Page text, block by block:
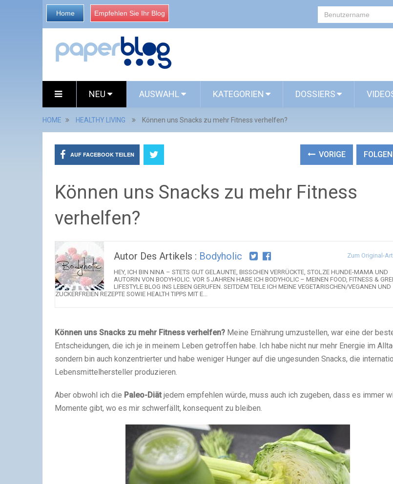
Home Empfehlen Sie Ihr Blog
NEU AUSWAHL KATEGORIEN DOSSIERS
HOME HEALTHY LIVING Können uns Snacks zu mehr Fitness verhelfen?
AUF FACEBOOK TEILEN VORIGE
Können uns Snacks zu mehr Fitness
verhelfen?
Autor Des Artikels : Bodyholic Zum Original-
HEY, ICH BIN NINA – STETS GUT GELAUNTE, BISSCHEN VERRÜCKTE, STOLZE HUNDE-MAMA UND
AUTORIN VON BODYHOLIC. VOR 5 JAHREN HABE ICH BODYHOLIC – MEINEN FOOD, FITNESS &
LIFESTYLE BLOG INS LEBEN GERUFEN. SEITDEM TEILE ICH MEINE VEGETARISCHEN/VEGANEN UND
ZUCKERFREIEN REZEPTE SOWIE HEALTH TIPPS MIT E...
Können uns Snacks zu mehr Fitness verhelfen? Meine Ernährung umzustellen, war eine der
Entscheidungen, die ich je in meinem Leben getroffen habe. Ich habe nicht nur mehr Energie im
sondern bin auch konzentrierter und habe weniger Hunger auf die ungesunden Snacks, die
Lebensmittelhersteller produzieren.
Aber obwohl ich die Paleo-Diät jedem empfehlen würde, muss auch ich zugeben, dass es immer
Momente gibt, wo es mir schwerfällt, konsequent zu bleiben.